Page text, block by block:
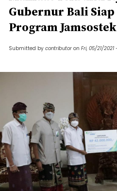
Gubernur Bali
Program Jamsostek
Submitted by contributor on Fri, 05/21/2021